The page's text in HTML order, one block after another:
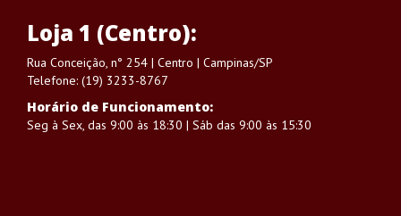
Loja 1 (Centro):
Rua Conceição, n° 254 | Centro | Campinas/SP
Telefone: (19) 3233-8767
Horário de Funcionamento:
Seg à Sex, das 9:00 às 18:30 | Sáb das 9:00 às 15:30